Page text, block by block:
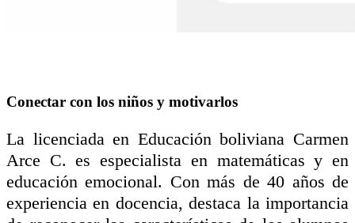
Conectar con los niños y motivarlos
La licenciada en Educación boliviana Carmen
Arce C. es especialista en matemáticas y en
educación emocional. Con más de 40 años de
experiencia en docencia, destaca la importancia